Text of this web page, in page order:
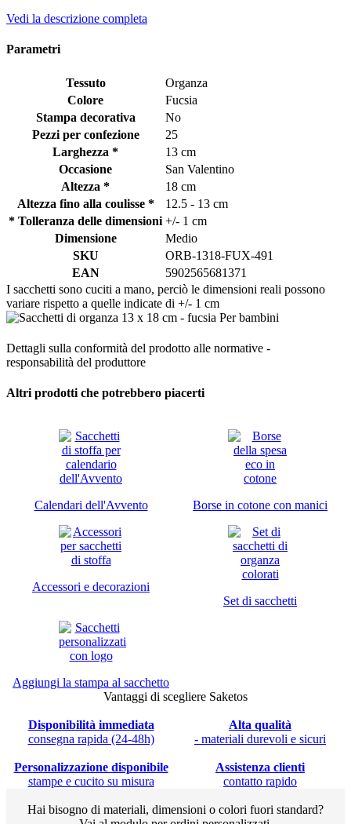
Vedi la descrizione completa
Parametri
Tessuto
Organza
Colore
Fucsia
Stampa decorativa
No
Pezzi per confezione
25
Larghezza *
13 cm
Occasione
San Valentino
Altezza *
18 cm
Altezza fino alla coulisse *
12.5 - 13 cm
* Tolleranza delle dimensioni +/- 1 cm
Dimensione
Medio
SKU
ORB-1318-FUX-491
EAN
5902565681371
I sacchetti sono cuciti a mano, perciò le dimensioni reali possono
variare rispetto a quelle indicate di +/- 1 cm
Dettagli sulla conformità del prodotto alle normative -
responsabilità del produttore
Altri prodotti che potrebbero piacerti
Calendari dell'Avvento Borse in cotone con manici
Accessori e decorazioni
Set di sacchetti
Aggiungi la stampa al sacchetto
Vantaggi di scegliere Saketos
Disponibilità immediata
consegna rapida (24-48h)
Alta qualità
- materiali durevoli e sicuri
Personalizzazione disponibile
stampe e cucito su misura
Assistenza clienti
contatto rapido
Hai bisogno di materiali, dimensioni o colori fuori standard?